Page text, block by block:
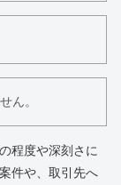
ん。
程度や深刻さに
件や、取引先へ